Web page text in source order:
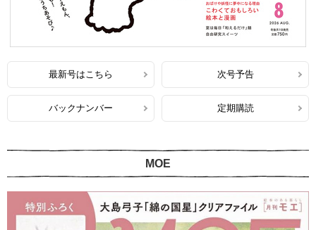
最新号はこちら 次号予告
バックナンバー 定期購読
MOE